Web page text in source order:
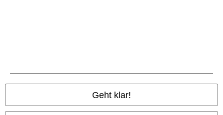
Geht klar!
Rechtliches
Impressum